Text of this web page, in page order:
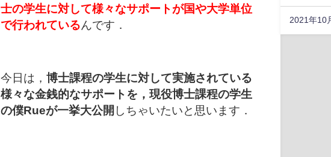
士の学生に対して様々なサポートが国や大学単位
で行われているんです．
今日は， 博士課程の学生に対して実施されている
様々な金銭的なサポートを，現役博士課程の学生
の僕Rueが一挙大公開 しちゃいたいと思います．
2021年10